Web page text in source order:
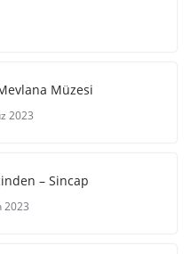
Müzesi
2023
– Sincap
2023